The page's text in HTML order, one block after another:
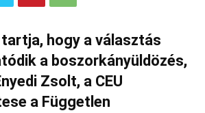
hogy a választás
a boszorkányüldözés,
Zsolt, a CEU
a Független